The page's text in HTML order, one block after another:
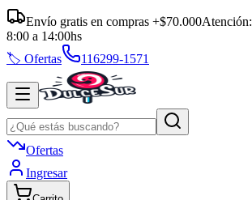
Envío gratis en compras +$70.000Atención:
8:00 a 14:00hs
🏷️ Ofertas
116299-1571
Ofertas
Ingresar